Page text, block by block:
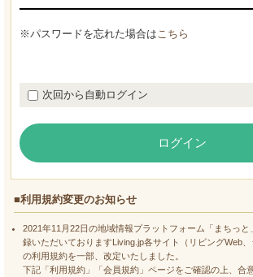
※パスワードを忘れた場合はこちら
次回から自動ログイン
ログイン
■利用規約変更のお知らせ
2021年11月22日の地域情報プラットフォーム「まちっ
録いただいておりますLiving.jp各サイト（リビングWeb
の利用規約を一部、改定いたしました。
下記「利用規約」「会員規約」ページをご確認の上、合